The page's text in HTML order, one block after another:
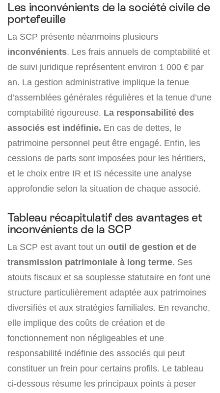
Les inconvénients de la société civile de
portefeuille
La SCP présente néanmoins plusieurs
inconvénients. Les frais annuels de comptabilité et
de suivi juridique représentent environ 1 000 € par
an. La gestion administrative implique la tenue
d’assemblées générales régulières et la tenue d’une
comptabilité rigoureuse. La responsabilité des
associés est indéfinie. En cas de dettes, le
patrimoine personnel peut être engagé. Enfin, les
cessions de parts sont imposées pour les héritiers,
et le choix entre IR et IS nécessite une analyse
approfondie selon la situation de chaque associé.
Tableau récapitulatif des avantages et
inconvénients de la SCP
La SCP est avant tout un outil de gestion et de
transmission patrimoniale à long terme. Ses
atouts fiscaux et sa souplesse statutaire en font une
structure particulièrement adaptée aux patrimoines
diversifiés et aux stratégies familiales. En revanche,
elle implique des coûts de création et de
fonctionnement non négligeables et une
responsabilité indéfinie des associés qui peut
constituer un frein pour certains profils. Le tableau
ci-dessous résume les principaux points à peser